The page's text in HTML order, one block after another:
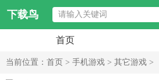
下载鸟
首页
当前位置： 首页 > 手机游戏 > 其它游戏 >